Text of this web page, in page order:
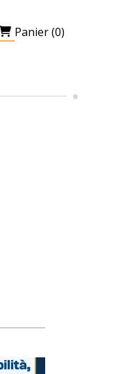
Panier (0)